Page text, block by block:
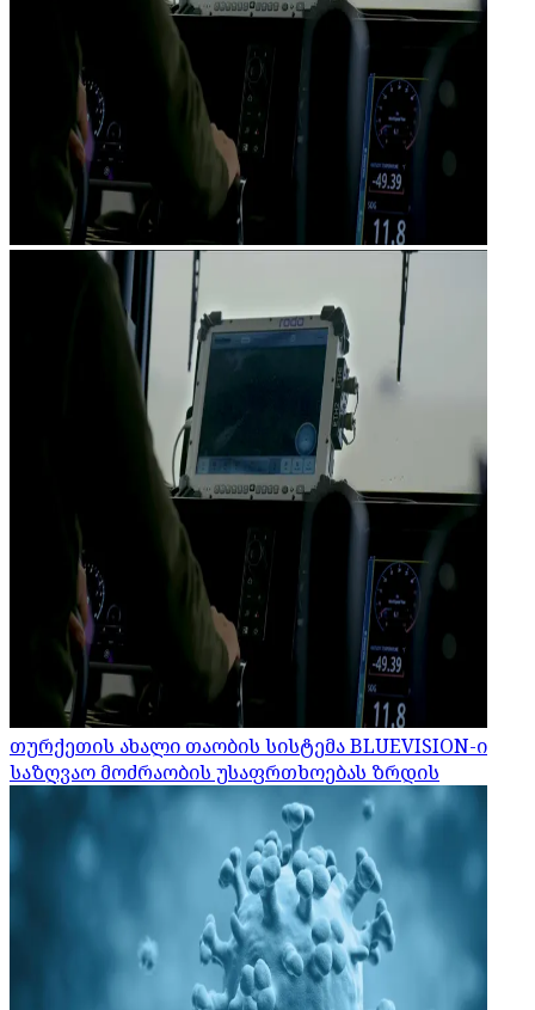
თურქეთის ახალი თაობის სისტემა BLUEVISION-ი
საზღვაო მოძრაობის უსაფრთხოებას ზრდის